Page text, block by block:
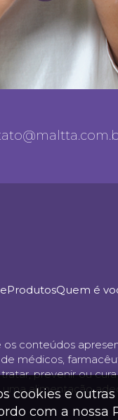
ProdutosQuem é
conteúdos
médicos,
prevenir ou
alimentação
cookies e
com a nossa